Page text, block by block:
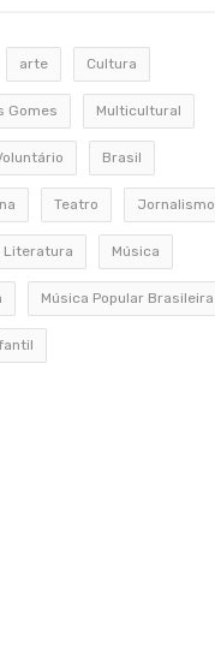
arte Cultura
Gomes Multicultural
Brasil
Teatro Jornalismo
Literatura Música
Música Popular Brasileira